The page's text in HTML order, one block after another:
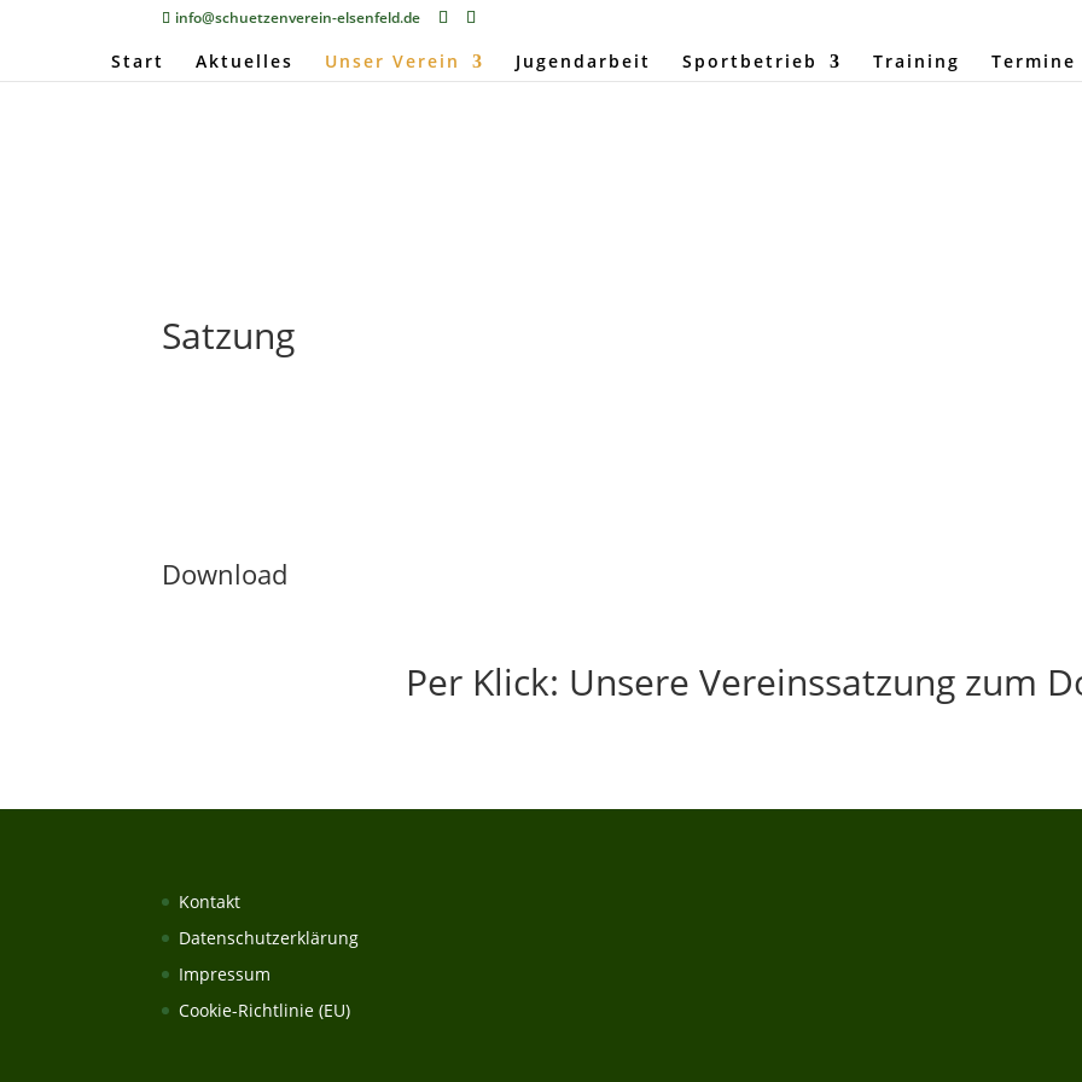
info@schuetzenverein-elsenfeld.de
Start Aktuelles Unser Verein Jugendarbeit Sportbetrieb Training Termine
Satzung
Download
Per Klick: Unsere Vereinssatzung zum
Kontakt
Datenschutzerklärung
Impressum
Cookie-Richtlinie (EU)